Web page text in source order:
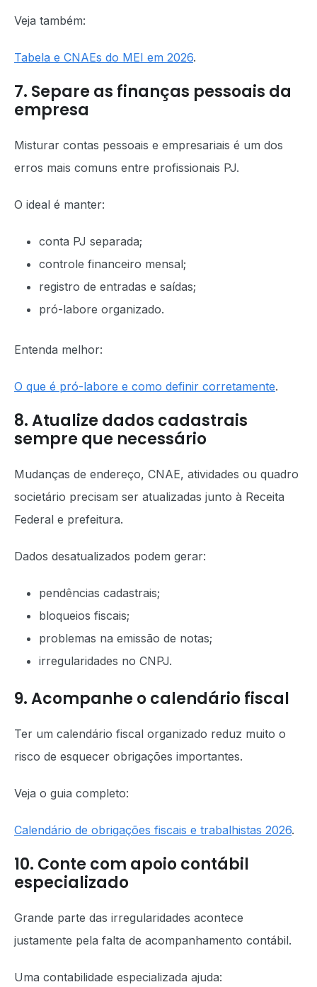
Veja também:
Tabela e CNAEs do MEI em 2026.
7. Separe as finanças pessoais da
empresa
Misturar contas pessoais e empresariais é um dos
erros mais comuns entre profissionais PJ.
O ideal é manter:
conta PJ separada;
controle financeiro mensal;
registro de entradas e saídas;
pró-labore organizado.
Entenda melhor:
O que é pró-labore e como definir corretamente.
8. Atualize dados cadastrais
sempre que necessário
Mudanças de endereço, CNAE, atividades ou quadro
societário precisam ser atualizadas junto à Receita
Federal e prefeitura.
Dados desatualizados podem gerar:
pendências cadastrais;
bloqueios fiscais;
problemas na emissão de notas;
irregularidades no CNPJ.
9. Acompanhe o calendário fiscal
Ter um calendário fiscal organizado reduz muito o
risco de esquecer obrigações importantes.
Veja o guia completo:
Calendário de obrigações fiscais e trabalhistas 2026.
10. Conte com apoio contábil
especializado
Grande parte das irregularidades acontece
justamente pela falta de acompanhamento contábil.
Uma contabilidade especializada ajuda: